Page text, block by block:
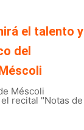
el talento y
del
Méscoli
recital "Notas de